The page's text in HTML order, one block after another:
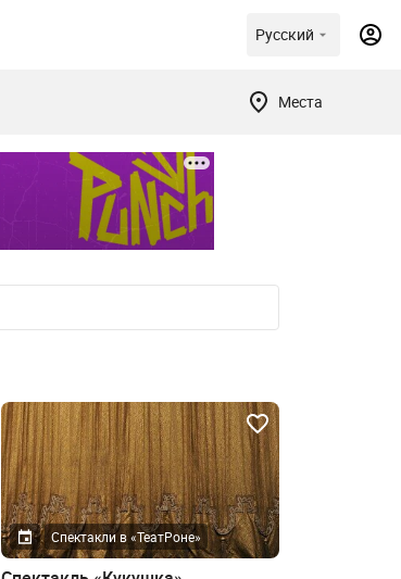
Русский
Места
Спектакли в «ТеатРоне»